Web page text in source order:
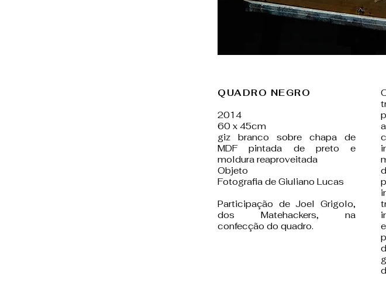
QUADRO NEGRO
2014
60 x 45cm
giz branco sobre chapa de
MDF pintada de preto e
moldura reaproveitada
Objeto
Fotografia de Giuliano Lucas
Participação de Joel Grigolo,
dos Matehackers, na
confecção do quadro.